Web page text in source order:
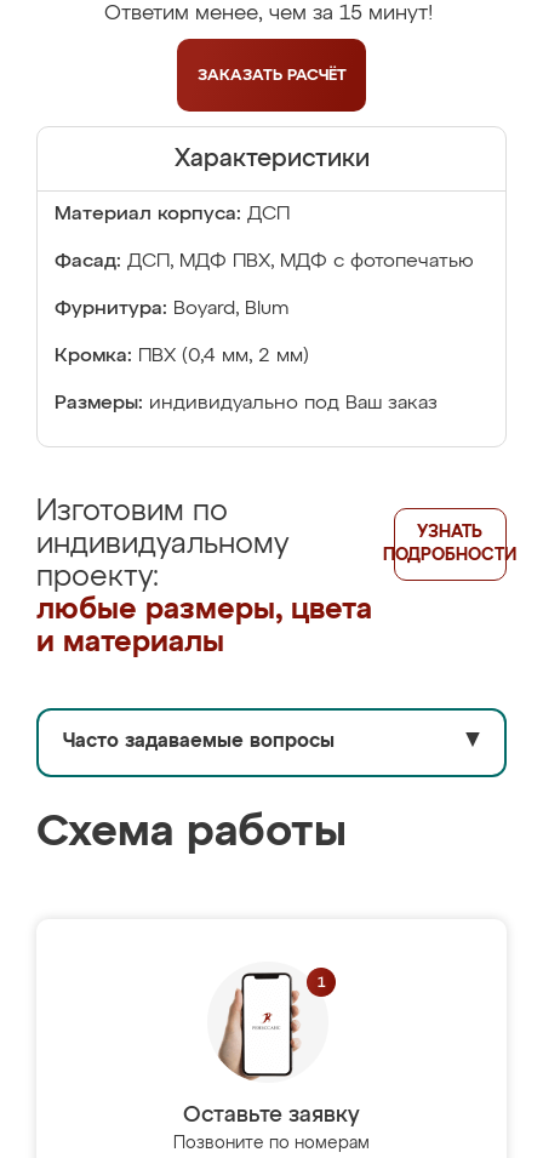
Ответим менее, чем за 15 минут!
ЗАКАЗАТЬ РАСЧЁТ
Характеристики
Материал корпуса: ДСП
Фасад: ДСП, МДФ ПВХ, МДФ с фотопечатью
Фурнитура: Boyard, Blum
Кромка: ПВХ (0,4 мм, 2 мм)
Размеры: индивидуально под Ваш заказ
Изготовим по
индивидуальному
проекту:
любые размеры, цвета
и материалы
УЗНАТЬ
ПОДРОБНОСТИ
Часто задаваемые вопросы ▼
Схема работы
Оставьте заявку
Позвоните по номерам